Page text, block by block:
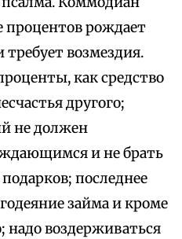
процентов рождает
возмездия.
как средство
другого;
не должен
и не брать
последнее
займа и кроме
надо воздерживаться